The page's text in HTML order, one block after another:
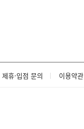
제휴·입점 문의 이용약관